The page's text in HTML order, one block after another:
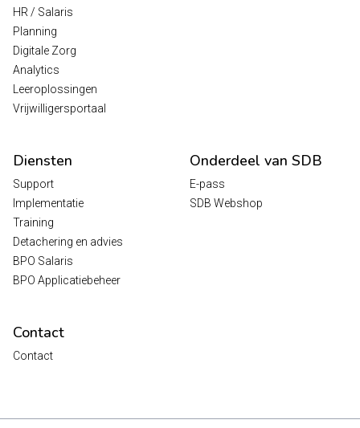
HR / Salaris
Planning
Digitale Zorg
Analytics
Leeroplossingen
Vrijwilligersportaal
Diensten
Support
Implementatie
Training
Detachering en advies
BPO Salaris
BPO Applicatiebeheer
Onderdeel van SDB
E-pass
SDB Webshop
Contact
Contact